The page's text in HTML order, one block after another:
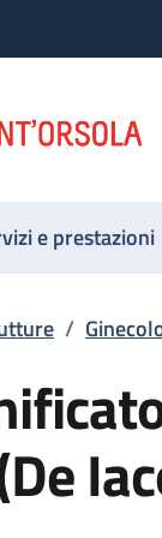
e prestazioni
/